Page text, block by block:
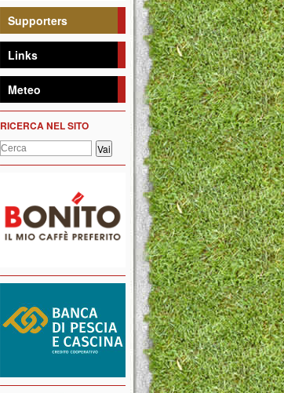
Supporters
Links
Meteo
RICERCA NEL SITO